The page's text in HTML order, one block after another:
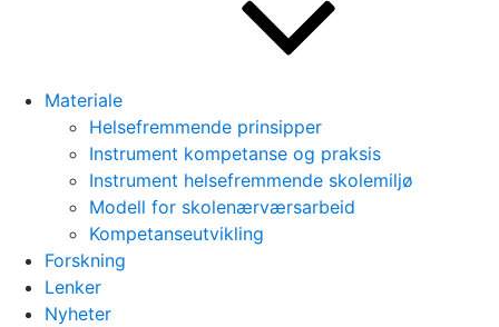
Materiale
Helsefremmende prinsipper
Instrument kompetanse og praksis
Instrument helsefremmende skolemiljø
Modell for skolenærværsarbeid
Kompetanseutvikling
Forskning
Lenker
Nyheter